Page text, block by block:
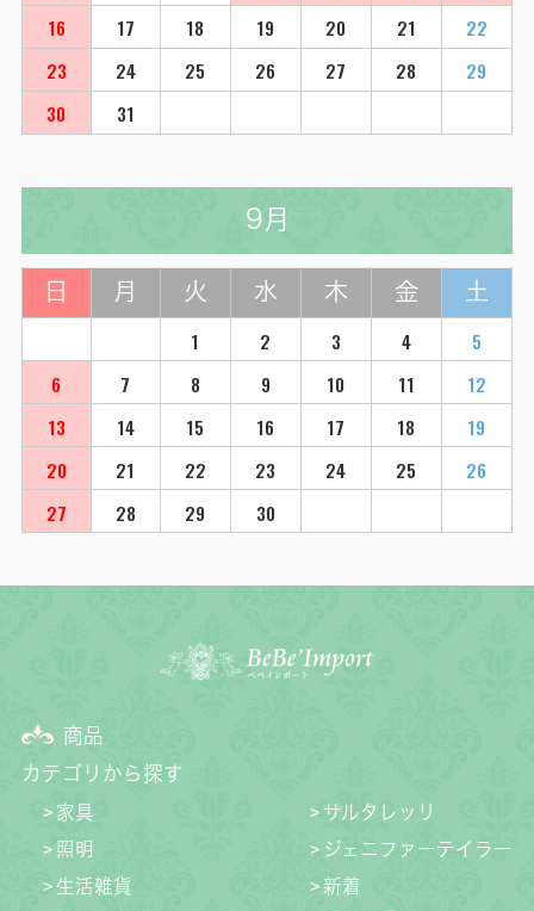
16
17 18 19 20 21
22
23
24 25 26 27 28
29
30
31
9月
日 月 火 水 木 金 土
1 2 3 4
5
6
7 8 9 10 11
12
13
14 15 16 17 18
19
20
21 22 23 24 25
26
27
28 29 30
商品
カテゴリから探す
家具
照明
生活雑貨
サルタレッリ
ジェニファーテイラー
新着